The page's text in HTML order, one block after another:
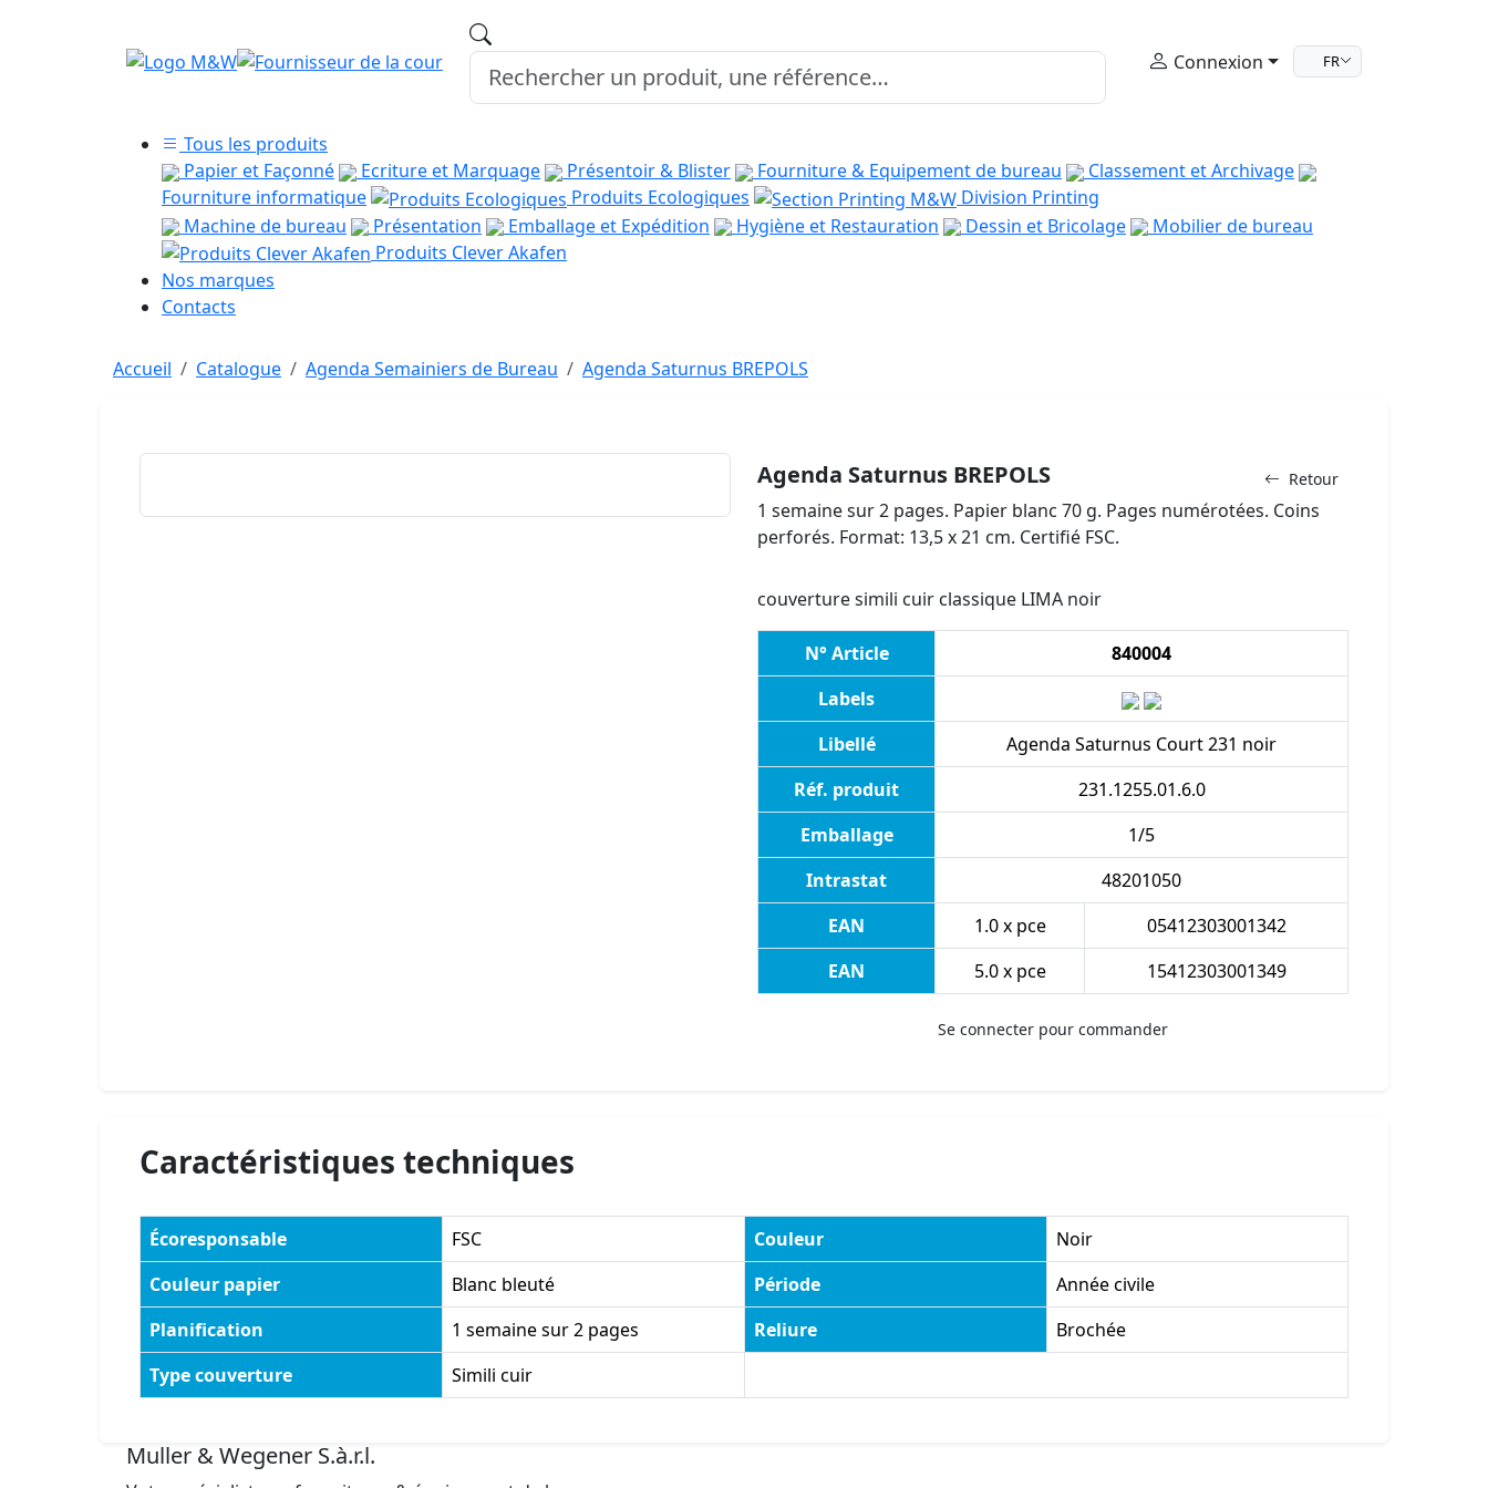
Connexion FR
Tous les produits
Papier et Façonné
Ecriture et Marquage Présentoir & Blister Fourniture & Equipement de bureau
Classement et Archivage
Fourniture informatique
Produits Ecologiques
Division Printing
Machine de bureau
Présentation Emballage et Expédition Hygiène et Restauration Dessin et Bricolage
Mobilier de bureau
Produits Clever Akafen
Nos marques
Contacts
Accueil Catalogue Agenda Semainiers de Bureau Agenda Saturnus BREPOLS
Retour
Agenda Saturnus BREPOLS
1 semaine sur 2 pages. Papier blanc 70 g. Pages numérotées. Coins
perforés. Format: 13,5 x 21 cm. Certifié FSC.
couverture simili cuir classique LIMA noir
N° Article
840004
Labels
Libellé
Agenda Saturnus Court 231 noir
Réf. produit
231.1255.01.6.0
Emballage
1/5
Intrastat
48201050
EAN
1.0 x pce
05412303001342
EAN
5.0 x pce 15412303001349
Se connecter pour commander
Caractéristiques techniques
Écoresponsable FSC Couleur
Noir
Couleur papier
Blanc bleuté Période
Année civile
Planification
1 semaine sur 2 pages Reliure
Brochée
Type couverture
Simili cuir
Muller & Wegener S.à.r.l.